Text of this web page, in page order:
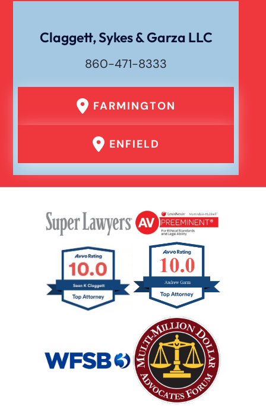
Claggett, Sykes & Garza LLC
860-471-8333
FARMINGTON
ENFIELD